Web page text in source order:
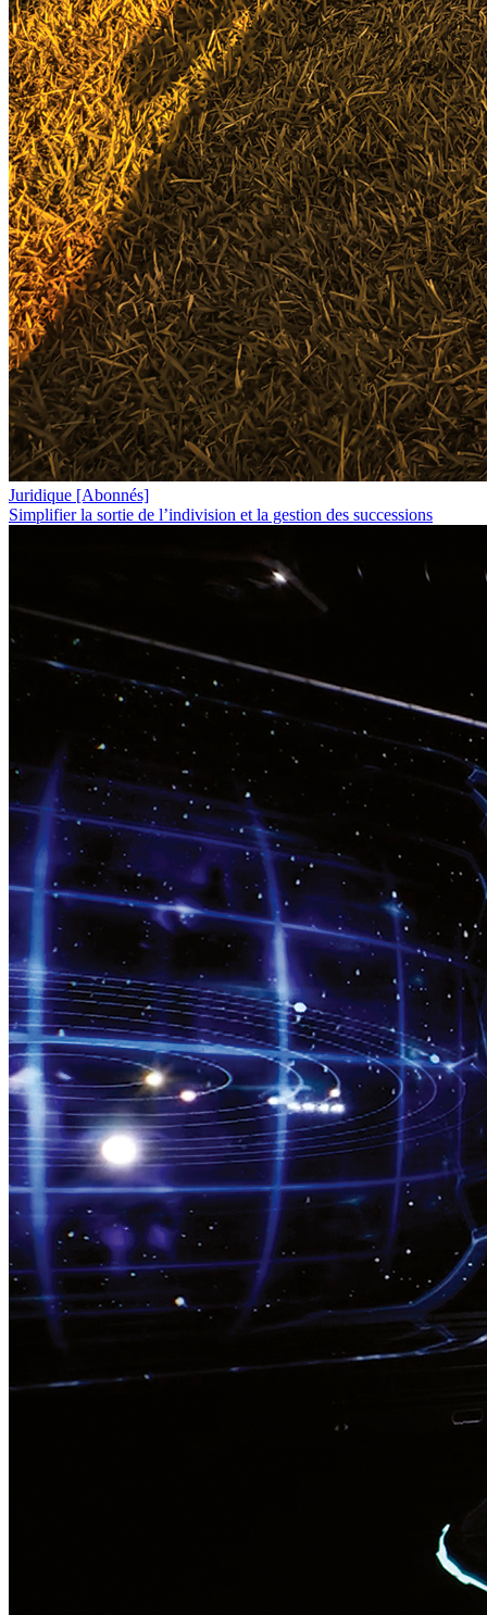
Juridique [Abonnés]
Simplifier la sortie de l’indivision et la gestion des successions